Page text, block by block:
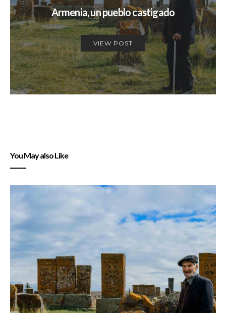
Armenia, un pueblo castigado
VIEW POST
You May also Like